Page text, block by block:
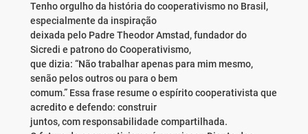
Tenho orgulho da história do cooperativismo no Brasil,
especialmente da inspiração
deixada pelo Padre Theodor Amstad, fundador do
Sicredi e patrono do Cooperativismo,
que dizia: “Não trabalhar apenas para mim mesmo,
senão pelos outros ou para o bem
comum.” Essa frase resume o espírito cooperativista que
acredito e defendo: construir
juntos, com responsabilidade compartilhada.